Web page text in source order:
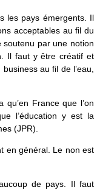
les pays émergents. Il
acceptables au fil du
par une notion
Il faut y être créatif et
au fil de l’eau,
France que l’on
l’éducation y est la
(JPR).
en général. Le non est
de pays. Il faut